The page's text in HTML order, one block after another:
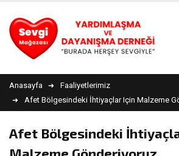
Anasayfa
Faaliyetlerimiz
Afet Bölgesindeki İhtiyaçlar Için Malzeme
Afet Bölgesindeki